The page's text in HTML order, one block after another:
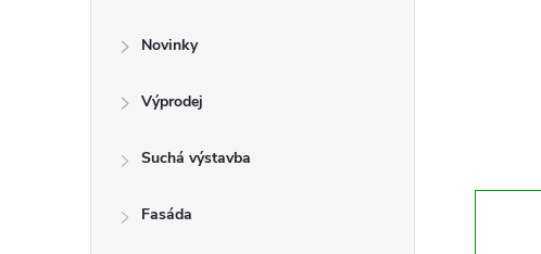
Novinky
Výprodej
Suchá výstavba
Fasáda